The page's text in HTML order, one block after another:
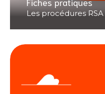
Les procédures